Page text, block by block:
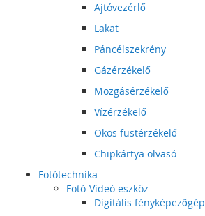
Ajtóvezérlő
Lakat
Páncélszekrény
Gázérzékelő
Mozgásérzékelő
Vízérzékelő
Okos füstérzékelő
Chipkártya olvasó
Fotótechnika
Fotó-Videó eszköz
Digitális fényképezőgép